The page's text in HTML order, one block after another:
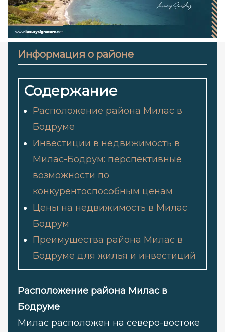
Информация о районе
Содержание
Расположение района Милас в
Бодруме
Инвестиции в недвижимость в
Милас-Бодрум: перспективные
возможности по
конкурентоспособным ценам
Цены на недвижимость в Милас
Бодрум
Преимущества района Милас в
Бодруме для жилья и инвестиций
Расположение района Милас в
Бодруме
Милас расположен на северо-востоке